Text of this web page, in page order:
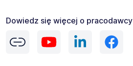
Dowiedz się więcej o pracodawcy